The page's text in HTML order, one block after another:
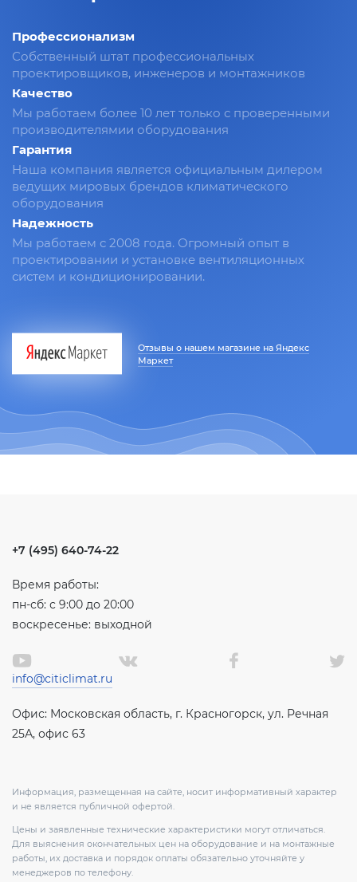
Профессионализм
Собственный штат профессиональных
проектировщиков, инженеров и монтажников
Качество
Мы работаем более 10 лет только с проверенными
производителямии оборудования
Гарантия
Наша компания является официальным дилером
ведущих мировых брендов климатического
оборудования
Надежность
Мы работаем с 2008 года. Огромный опыт в
проектировании и установке вентиляционных
систем и кондиционировании.
Отзывы о нашем магазине на Яндекс
Маркет
+7 (495) 640-74-22
Время работы:
пн-сб: с 9:00 до 20:00
воскресенье: выходной
info@citiclimat.ru
Офис: Московская область, г. Красногорск, ул. Речная
25А, офис 63
Информация, размещенная на сайте, носит информативный характер
и не является публичной офертой.
Цены и заявленные технические характеристики могут отличаться.
Для выяснения окончательных цен на оборудование и на монтажные
работы, их доставка и порядок оплаты обязательно уточняйте у
менеджеров по телефону.